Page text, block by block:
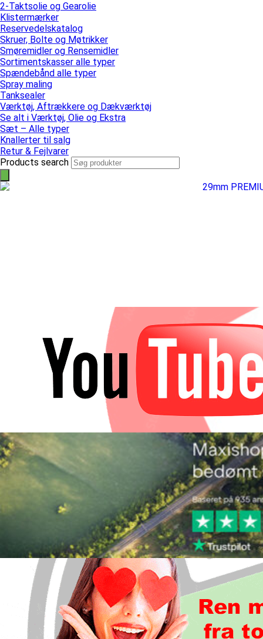
2-Taktsolie og Gearolie
Klistermærker
Reservedelskatalog
Skruer, Bolte og Møtrikker
Smøremidler og Rensemidler
Sortimentskasser alle typer
Spændebånd alle typer
Spray maling
Tanksealer
Værktøj, Aftrækkere og Dækværktøj
Se alt i Værktøj, Olie og Ekstra
Sæt – Alle typer
Knallerter til salg
Retur & Fejlvarer
Products search